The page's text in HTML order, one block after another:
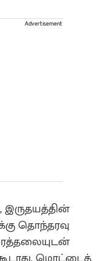
Advertisement
இருதயத்தின்
தொந்தரவு